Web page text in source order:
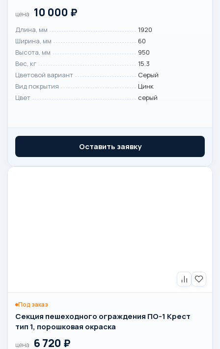
цена 10 000 ₽
Длина, мм
1920
Ширина, мм
60
Высота, мм
950
Вес, кг
15.3
Цветовой вариант
Серый
Вид покрытия
Цинк
Цвет
серый
Оставить заявку
Под заказ
Секция пешеходного ограждения ПО-1 Крест
тип 1, порошковая окраска
цена 6 720 ₽